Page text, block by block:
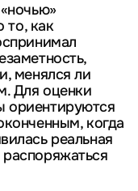
то, как
менялся ли
Для оценки
ориентируются
когда
реальная